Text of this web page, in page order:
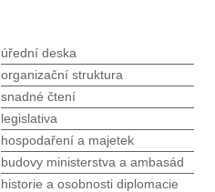
úřední deska
organizační struktura
snadné čtení
legislativa
hospodaření a majetek
budovy ministerstva a ambasád
historie a osobnosti diplomacie